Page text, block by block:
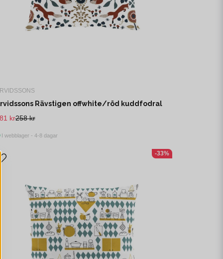
Rävstigen offwhite/röd kuddfodral
258 kr
kr
I webblager - 4-8 dagar
-33%